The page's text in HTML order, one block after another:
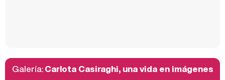
Belén Esteban: "Estoy emocionada, muy contenta y muy feliz por llegar a RTVE"
Galería:Carlota Casiraghi, una vida en imágenes